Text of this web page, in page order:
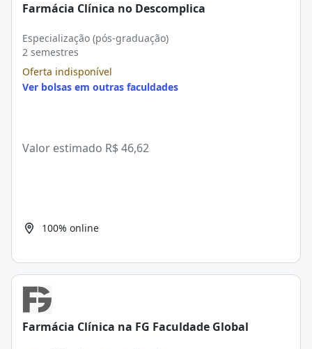
Farmácia Clínica no Descomplica
Especialização (pós-graduação)
2 semestres
Oferta indisponível
Ver bolsas em outras faculdades
Valor estimado R$ 46,62
100% online
Farmácia Clínica na FG Faculdade Global